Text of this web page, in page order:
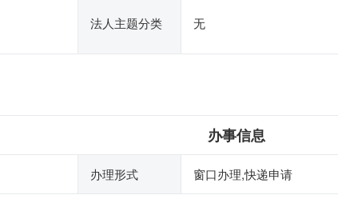
法人主题分类 无
办事信息
办理形式 窗口办理,快递申请